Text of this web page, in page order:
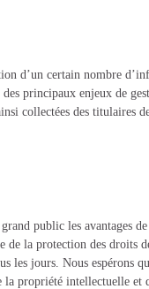
d’un certain nombre
principaux enjeux de
collectées des titulaires
public les avantages
de la protection des droits
les jours. Nous espérons
propriété intellectuelle et